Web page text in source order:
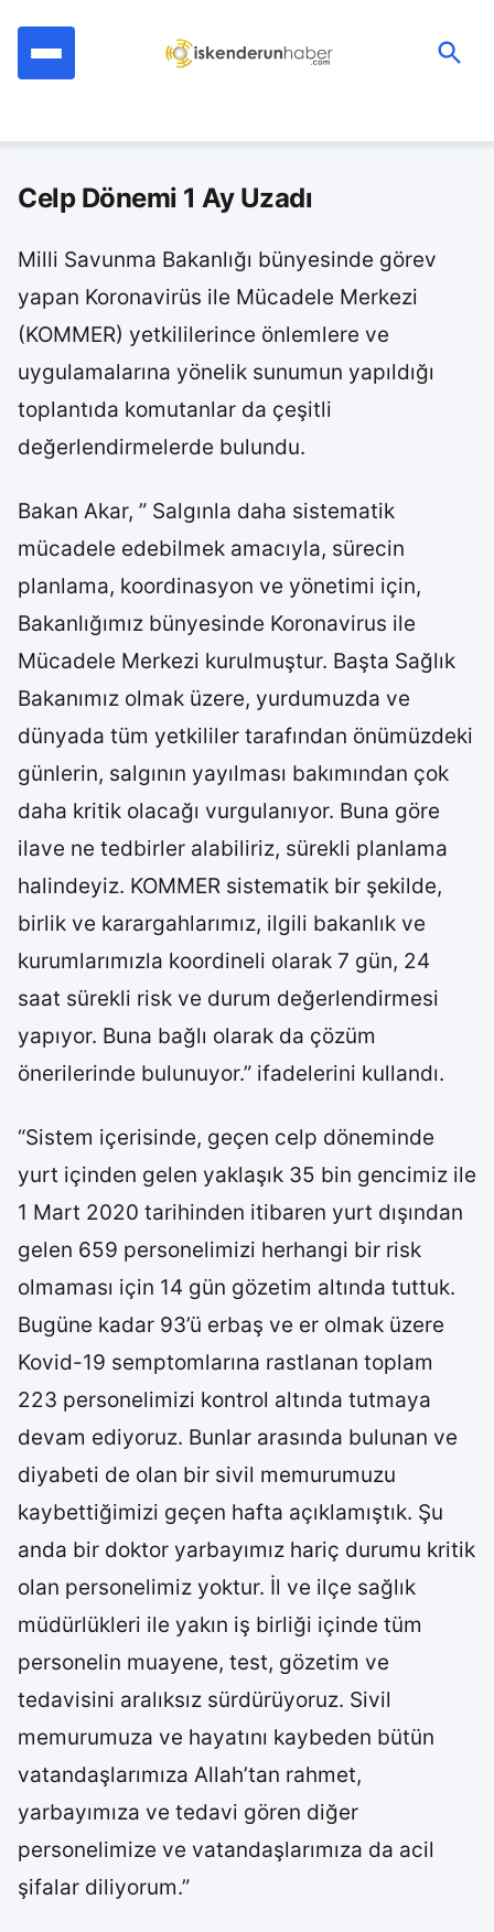
Celp Dönemi 1 Ay Uzadı
Milli Savunma Bakanlığı bünyesinde görev
yapan Koronavirüs ile Mücadele Merkezi
(KOMMER) yetkililerince önlemlere ve
uygulamalarına yönelik sunumun yapıldığı
toplantıda komutanlar da çeşitli
değerlendirmelerde bulundu.
Bakan Akar, ” Salgınla daha sistematik
mücadele edebilmek amacıyla, sürecin
planlama, koordinasyon ve yönetimi için,
Bakanlığımız bünyesinde Koronavirus ile
Mücadele Merkezi kurulmuştur. Başta Sağlık
Bakanımız olmak üzere, yurdumuzda ve
dünyada tüm yetkililer tarafından önümüzdeki
günlerin, salgının yayılması bakımından çok
daha kritik olacağı vurgulanıyor. Buna göre
ilave ne tedbirler alabiliriz, sürekli planlama
halindeyiz. KOMMER sistematik bir şekilde,
birlik ve karargahlarımız, ilgili bakanlık ve
kurumlarımızla koordineli olarak 7 gün, 24
saat sürekli risk ve durum değerlendirmesi
yapıyor. Buna bağlı olarak da çözüm
önerilerinde bulunuyor.” ifadelerini kullandı.
“Sistem içerisinde, geçen celp döneminde
yurt içinden gelen yaklaşık 35 bin gencimiz ile
1 Mart 2020 tarihinden itibaren yurt dışından
gelen 659 personelimizi herhangi bir risk
olmaması için 14 gün gözetim altında tuttuk.
Bugüne kadar 93’ü erbaş ve er olmak üzere
Kovid-19 semptomlarına rastlanan toplam
223 personelimizi kontrol altında tutmaya
devam ediyoruz. Bunlar arasında bulunan ve
diyabeti de olan bir sivil memurumuzu
kaybettiğimizi geçen hafta açıklamıştık. Şu
anda bir doktor yarbayımız hariç durumu kritik
olan personelimiz yoktur. İl ve ilçe sağlık
müdürlükleri ile yakın iş birliği içinde tüm
personelin muayene, test, gözetim ve
tedavisini aralıksız sürdürüyoruz. Sivil
memurumuza ve hayatını kaybeden bütün
vatandaşlarımıza Allah’tan rahmet,
yarbayımıza ve tedavi gören diğer
personelimize ve vatandaşlarımıza da acil
şifalar diliyorum.”